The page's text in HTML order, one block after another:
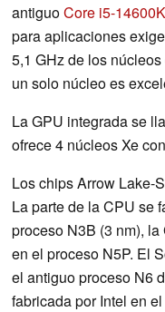
antiguoCore i5-14600K
para aplicaciones
5,1 GHz de los
un solo núcleo es
La GPU integrada se
ofrece 4 núcleos Xe
Los chips Arrow Lake-
La parte de la CPU se
proceso N3B (3 nm),
en el proceso N5P. El
el antiguo proceso N6
fabricada por Intel en